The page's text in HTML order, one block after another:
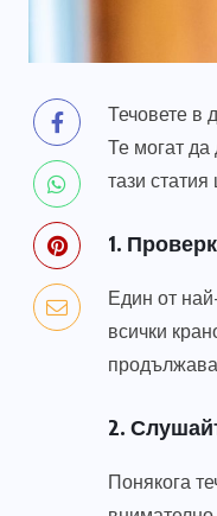
Течовете в
Те могат да
тази
1.
Един от
всички
2.
Понякога